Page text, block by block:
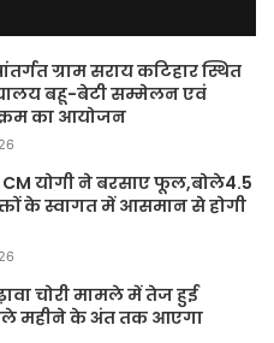
ग्राम सराय कटिहार स्थित
बहू-बेटी सम्मेलन एवं
का आयोजन
CM योगी ने बरसाए फूल,बोले4.5
के स्वागत में आसमान से होगी
चोरी मामले में तेज हुई
महीने के अंत तक आएगा